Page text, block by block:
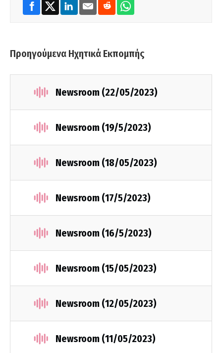
Προηγούμενα Ηχητικά Εκπομπής
Newsroom (22/05/2023)
Newsroom (19/5/2023)
Newsroom (18/05/2023)
Newsroom (17/5/2023)
Newsroom (16/5/2023)
Newsroom (15/05/2023)
Newsroom (12/05/2023)
Newsroom (11/05/2023)